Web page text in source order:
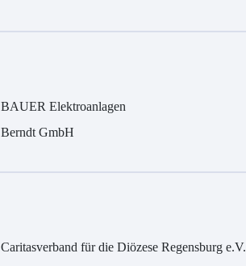
BAUER Elektroanlagen
Berndt GmbH
Caritasverband für die Diözese Regensburg e.V.